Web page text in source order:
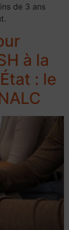
de 3 ans
à la
: le